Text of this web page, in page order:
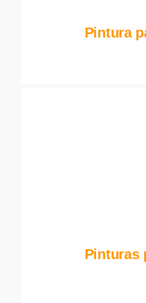
Pintura
Pinturas